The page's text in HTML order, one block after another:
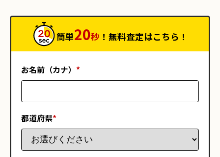
簡単20秒 ！無料査定はこちら！
お名前（カナ） *
都道府県*